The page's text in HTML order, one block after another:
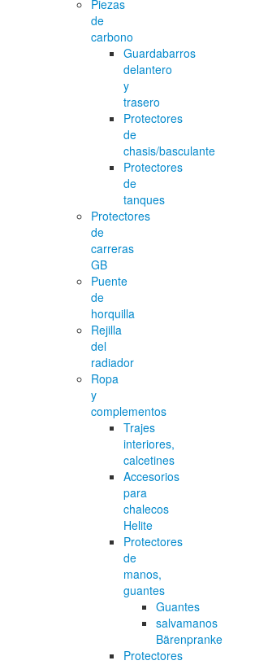
Piezas
de
carbono
Guardabarros
delantero
y
trasero
Protectores
de
chasis/basculante
Protectores
de
tanques
Protectores
de
carreras
GB
Puente
de
horquilla
Rejilla
del
radiador
Ropa
y
complementos
Trajes
interiores,
calcetines
Accesorios
para
chalecos
Helite
Protectores
de
manos,
guantes
Guantes
salvamanos
Bärenpranke
Protectores